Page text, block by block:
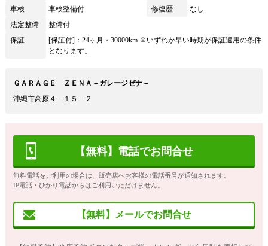
車検 車検整備付 修復歴
なし
法定整備
整備付
保証
[保証付]：24ヶ月・30000km ※いずれか早い時期が保証適用の条件
となります。
ＧＡＲＡＧＥ ＺＥＮＡ－ガレージゼナ－
沖縄市高原４－１５－２
【無料】電話でお問合せ
無料電話をご利用の場合は、販売店へお客様の電話番号が通知されます。
IP電話・ひかり電話からはご利用いただけません。
【無料】メールでお問合せ